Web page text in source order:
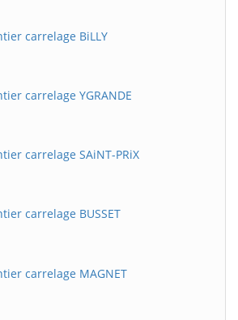
carrelage BiLLY
carrelage YGRANDE
carrelage SAiNT-PRiX
carrelage BUSSET
carrelage MAGNET